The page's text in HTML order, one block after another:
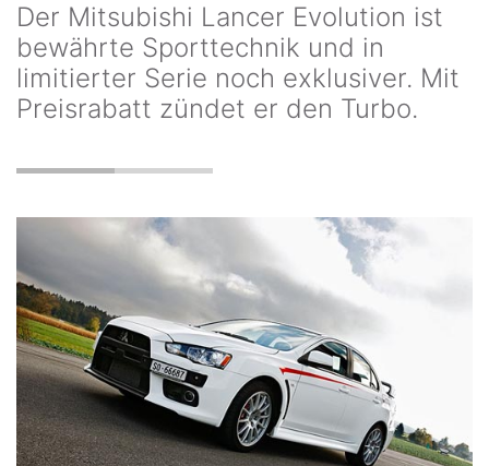
Der Mitsubishi Lancer Evolution ist
bewährte Sporttechnik und in
limitierter Serie noch exklusiver. Mit
Preisrabatt zündet er den Turbo.